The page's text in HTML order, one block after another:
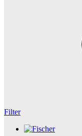
Filter